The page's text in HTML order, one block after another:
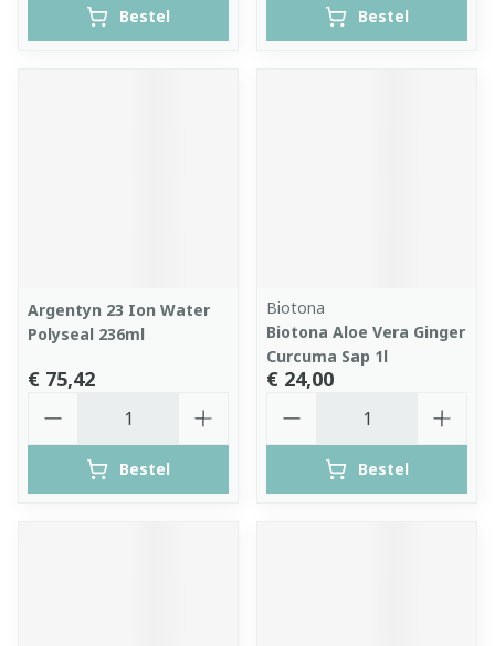
Bestel Bestel
Argentyn 23 Ion Water
Polyseal 236ml
€ 75,42
Bestel
Biotona
Biotona Aloe Vera Ginger
Curcuma Sap 1l
€ 24,00
Bestel